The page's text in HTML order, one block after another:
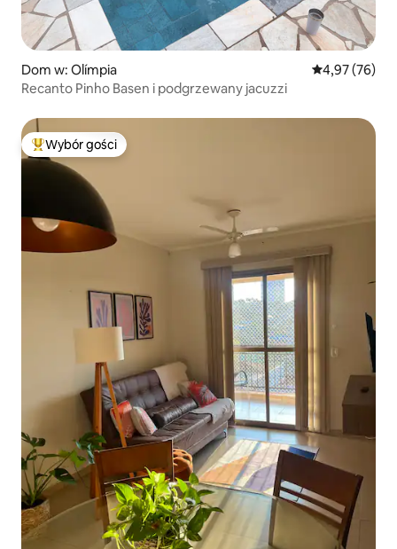
Dom w: Olímpia Średnia
4,97 (76)
Recanto Pinho Basen i podgrzewany jacuzzi
Najpopularniejsze z kategorii Wybór gości
Wybór gości